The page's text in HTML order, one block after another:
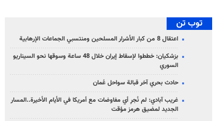
توب تن
اعتقال 8 من كبار الأشرار المسلحين ومنتسبي الجماعات الإرهابية
بزشكيان: خططوا لإسقاط إيران خلال 48 ساعة وسوقها نحو السيناريو
السوري
حادث بحري آخر قبالة سواحل عُمان
غريب آبادي: لم نُجرِ أي مفاوضات مع أمريكا في الأيام الأخيرة..المسار
الجديد لمضيق هرمز مؤقت